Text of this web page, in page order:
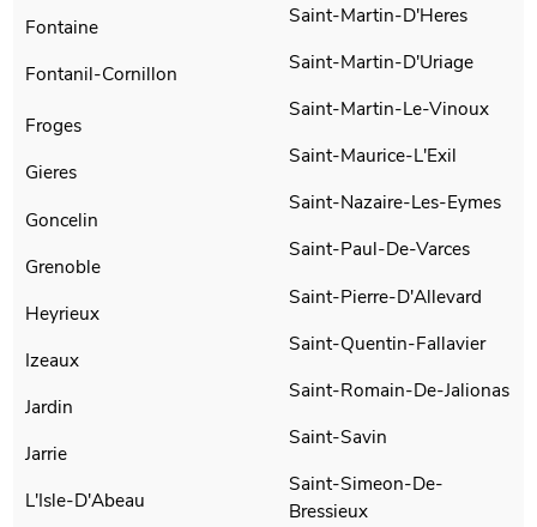
Fontaine
Fontanil-Cornillon
Froges
Gieres
Goncelin
Grenoble
Heyrieux
Izeaux
Jardin
Jarrie
L'Isle-D'Abeau
Saint-Martin-D'Heres
Saint-Martin-D'Uriage
Saint-Martin-Le-Vinoux
Saint-Maurice-L'Exil
Saint-Nazaire-Les-Eymes
Saint-Paul-De-Varces
Saint-Pierre-D'Allevard
Saint-Quentin-Fallavier
Saint-Romain-De-Jalionas
Saint-Savin
Saint-Simeon-De-
Bressieux